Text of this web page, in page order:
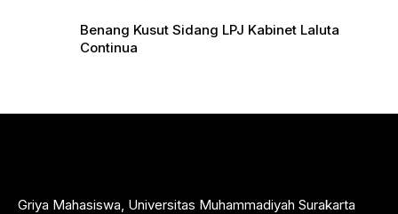
Benang Kusut Sidang LPJ Kabinet Laluta
Continua
Griya Mahasiswa, Universitas Muhammadiyah Surakarta